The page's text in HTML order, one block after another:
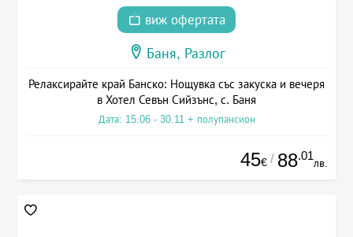
виж офертата
Баня, Разлог
Релаксирайте край Банско: Нощувка със закуска и вечеря
в Хотел Севън Сийзънс, с. Баня
Дата: 15.06 - 30.11 + полупансион
45€ / 88.01
лв.